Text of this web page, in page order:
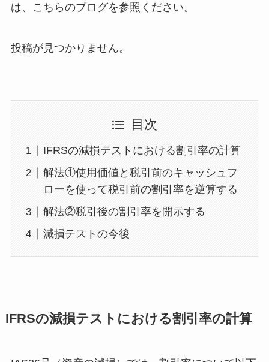
は、こちらのブログを参照ください。
投稿が見つかりません。
目次
IFRSの減損テストにおける割引率の計算
解法①使用価値と税引前のキャッシュフ
ローを使って税引前の割引率を逆算する
解法②税引後の割引率を開示する
減損テストの今後
IFRSの減損テストにおける割引率の計算